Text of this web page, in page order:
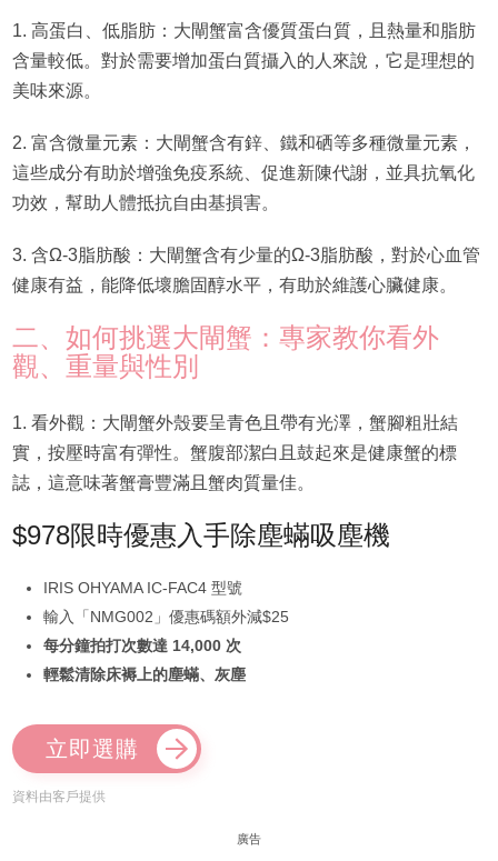
1. 高蛋白、低脂肪：大閘蟹富含優質蛋白質，且熱量和脂肪
含量較低。對於需要增加蛋白質攝入的人來說，它是理想的
美味來源。
2. 富含微量元素：大閘蟹含有鋅、鐵和硒等多種微量元素，
這些成分有助於增強免疫系統、促進新陳代謝，並具抗氧化
功效，幫助人體抵抗自由基損害。
3. 含Ω-3脂肪酸：大閘蟹含有少量的Ω-3脂肪酸，對於心血管
健康有益，能降低壞膽固醇水平，有助於維護心臟健康。
二、如何挑選大閘蟹：專家教你看外
觀、重量與性別
1. 看外觀：大閘蟹外殼要呈青色且帶有光澤，蟹腳粗壯結
實，按壓時富有彈性。蟹腹部潔白且鼓起來是健康蟹的標
誌，這意味著蟹膏豐滿且蟹肉質量佳。
$978限時優惠入手除塵蟎吸塵機
IRIS OHYAMA IC-FAC4 型號
輸入「NMG002」優惠碼額外減$25
每分鐘拍打次數達 14,000 次
輕鬆清除床褥上的塵蟎、灰塵
立即選購
資料由客戶提供
廣告